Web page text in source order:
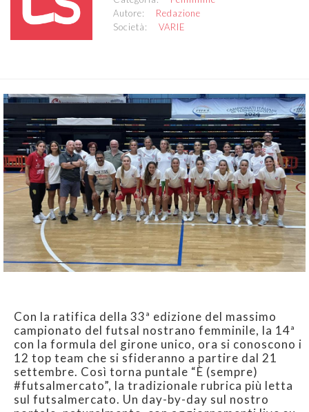
Autore: Redazione
Società:VARIE
Con la ratifica della 33ª edizione del massimo
campionato del futsal nostrano femminile, la 14ª
con la formula del girone unico, ora si conoscono i
12 top team che si sfideranno a partire dal 21
settembre. Così torna puntale “È (sempre)
#futsalmercato”, la tradizionale rubrica più letta
sul futsalmercato. Un day-by-day sul nostro